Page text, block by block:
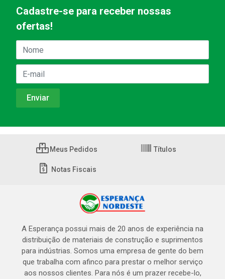
Cadastre-se para receber nossas
ofertas!
Meus Pedidos Títulos
Notas Fiscais
A Esperança possui mais de 20 anos de experiência na
distribuição de materiais de construção e suprimentos
para indústrias. Somos uma empresa de gente do bem
que trabalha com afinco para prestar o melhor serviço
aos nossos clientes. Para nós é um prazer recebe-lo,